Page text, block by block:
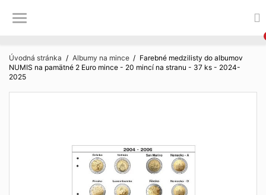
Úvodná stránka Albumy na mince
Farebné medzilisty do albumov
NUMIS na pamätné 2 Euro mince - 20 mincí na stranu - 37 ks - 2024-
2025